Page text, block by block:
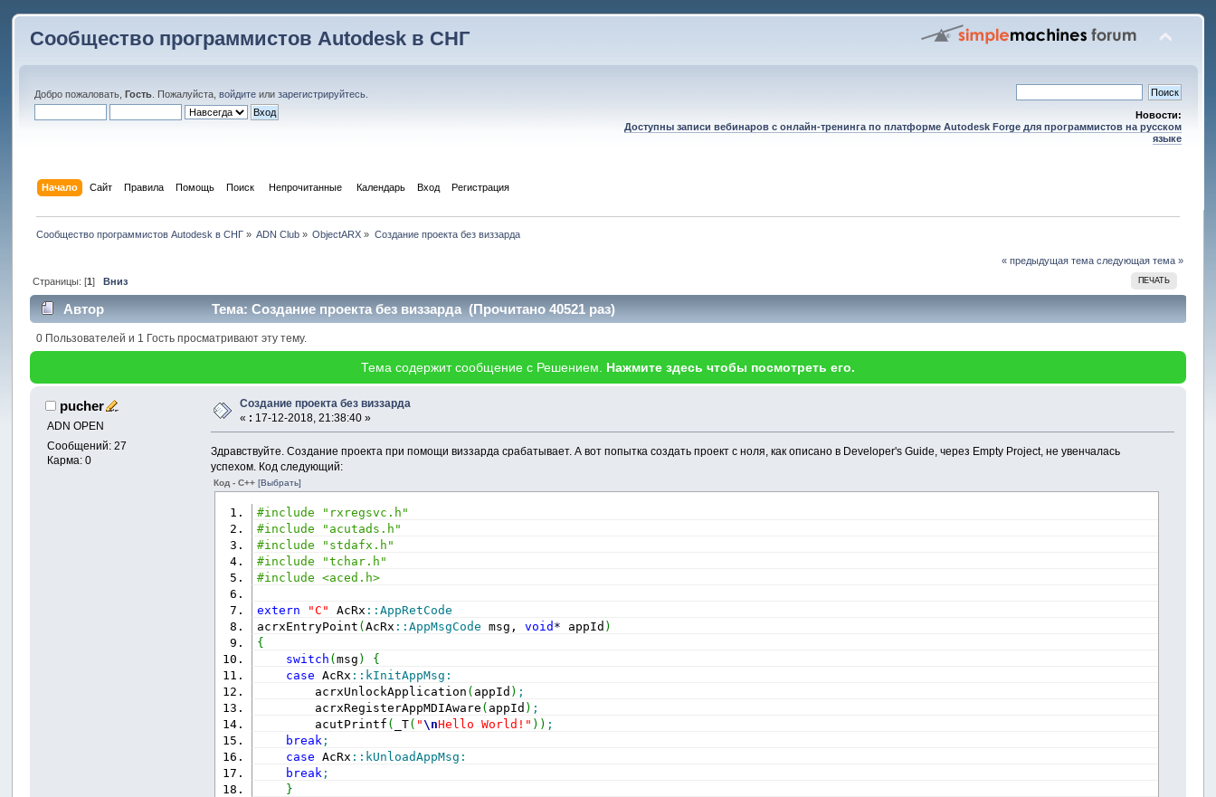
Сообщество программистов Autodesk в СНГ
Добро пожаловать,Гость . Пожалуйста,войдите илизарегистрируйтесь
Новости:
Доступны записи вебинаров с онлайн-тренинга по платформе Autodesk Forge для программистов на русском
языке
Начало Сайт Правила Помощь Поиск Непрочитанные Календарь Вход Регистрация
Сообщество программистов Autodesk в СНГ» ADN Club » ObjectARX » Создание проекта без виззарда
« предыдущая тема следующая тема »
ПЕЧАТЬ
Страницы: [1] Вниз
Автор Тема: Создание проекта без виззарда (Прочитано 40521 раз)
0 Пользователей и 1 Гость просматривают эту тему.
Тема содержит сообщение с Решением. Нажмите здесь чтобы посмотреть его.
pucher
ADN OPEN
Сообщений: 27
Карма: 0
Создание проекта без виззарда
« : 17-12-2018, 21:38:40 »
Здравствуйте. Создание проекта при помощи виззарда срабатывает. А вот попытка создать проект с ноля, как описано в Developer's Guide, через Empty Project, не увенчалась
успехом. Код следующий:
Код - C++[Выбрать]
#include "rxregsvc.h"
#include "acutads.h"
#include "stdafx.h"
#include "tchar.h"
#include <aced.h>
extern "C" AcRx ::AppRetCode
acrxEntryPoint (AcRx ::AppMsgCode msg, void * appId )
{
switch (msg )
{
case AcRx :: kInitAppMsg :
acrxUnlockApplication ( appId ) ;
acrxRegisterAppMDIAware ( appId ) ;
acutPrintf ( _T( "\nHello World!" ) ) ;
break ;
case AcRx :: kUnloadAppMsg :
break ;
}